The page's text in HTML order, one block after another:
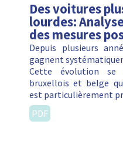
Des voitures
lourdes:
des mesures
Depuis plusieurs
gagnent
Cette évolution se
bruxellois et belge
est particulièrement
PDF